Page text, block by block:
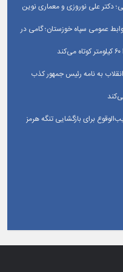
علی نوروزی و معماری نوین
عمومی سپاه خوزستان؛ گامی در
به نامه رئیس جمهور کذب
برای بازگشایی تنگه هرمز